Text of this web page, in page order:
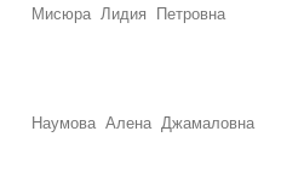
Мисюра Лидия Петровна
Наумова Алена Джамаловна